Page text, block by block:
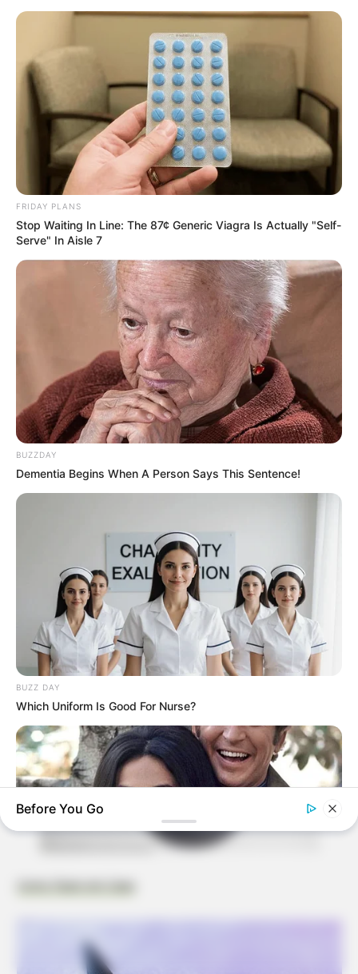
Raskrasil
Chapéu de bruxa para decoração:
modelos para se inspirar
É claro que não poderíamos deixar de trazer
chapéus prontos para você se inspirar. Depois de
ver tantos modelos lindos, com certeza você vai
querer começar a sua produção hoje mesmo!
FRIDAY PLANS
Stop Waiting In Line: The 87¢ Generic Viagra Is Actually "Self-
Serve" In Aisle 7
BUZZDAY
Dementia Begins When A Person Says This Sentence!
BUZZ DAY
Which Uniform Is Good For Nurse?
Marlo Thomas Is 86 Now - Here's What She Looks Like
Before You Go